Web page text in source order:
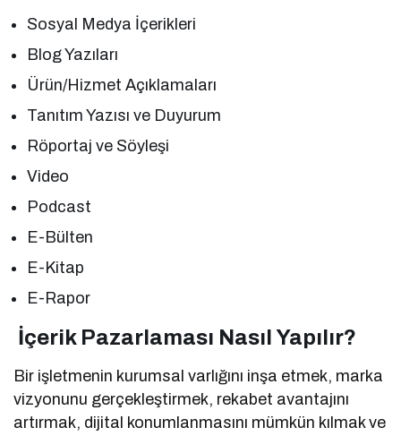
Sosyal Medya İçerikleri
Blog Yazıları
Ürün/Hizmet Açıklamaları
Tanıtım Yazısı ve Duyurum
Röportaj ve Söyleşi
Video
Podcast
E-Bülten
E-Kitap
E-Rapor
İçerik Pazarlaması Nasıl Yapılır?
Bir işletmenin kurumsal varlığını inşa etmek, marka
vizyonunu gerçekleştirmek, rekabet avantajını
artırmak, dijital konumlanmasını mümkün kılmak ve